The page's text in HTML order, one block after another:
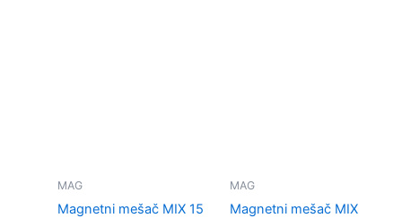
MAG
Magnetni mešač MIX 15
MAG
Magnetni mešač MIX